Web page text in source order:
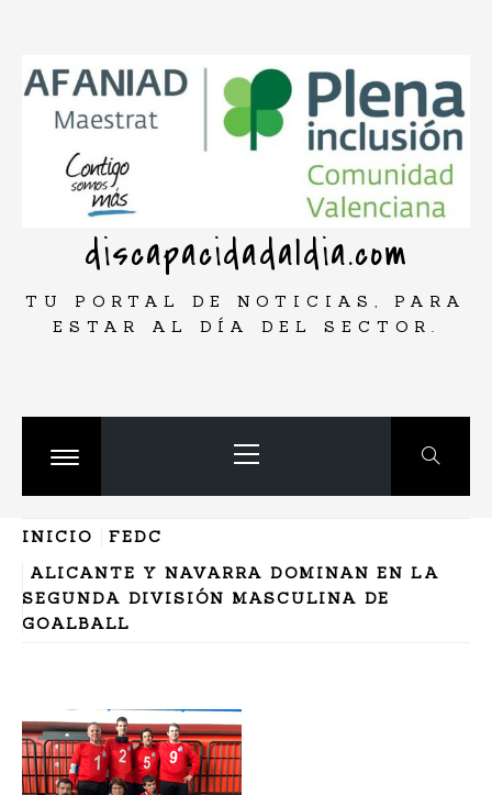
contenido
discapacidadaldia.com
TU PORTAL DE NOTICIAS, PARA
ESTAR AL DÍA DEL SECTOR.
Cambiar
principal
INICIO
FEDC
ALICANTE Y NAVARRA DOMINAN EN LA
SEGUNDA DIVISIÓN MASCULINA DE
GOALBALL